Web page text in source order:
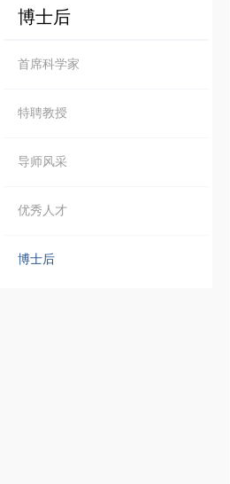
博士后
首席科学家
特聘教授
导师风采
优秀人才
博士后